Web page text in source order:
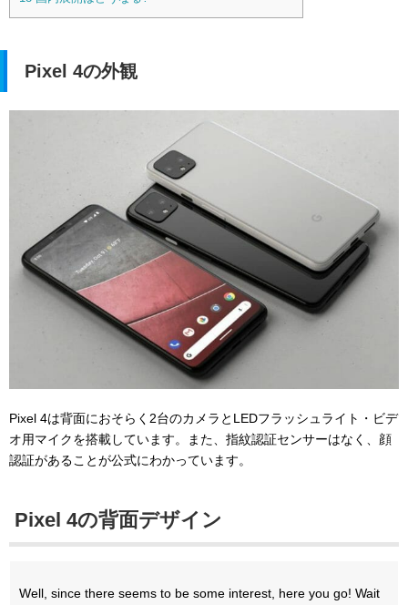
Pixel 4の外観
Pixel 4は背面におそらく2台のカメラとLEDフラッシュライト・ビデ
オ用マイクを搭載しています。また、指紋認証センサーはなく、顔
認証があることが公式にわかっています。
Pixel 4の背面デザイン
Well, since there seems to be some interest, here you go! Wait